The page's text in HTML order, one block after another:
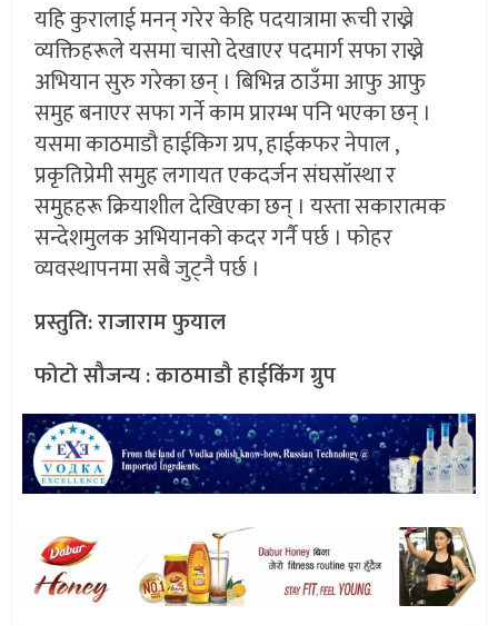
यहि कुरालाई मनन् गरेर केहि पदयात्रामा रूची राख्ने
व्यक्तिहरूले यसमा चासो देखाएर पदमार्ग सफा राख्ने
अभियान सुरु गरेका छन् । बिभिन्न ठाउँमा आफु आफु
समुह बनाएर सफा गर्ने काम प्रारम्भ पनि भएका छन् ।
यसमा काठमाडौ हाईकिग ग्रप, हाईकफर नेपाल ,
प्रकृतिप्रेमी समुह लगायत एकदर्जन संघसॉस्था र
समुहहरू क्रियाशील देखिएका छन् । यस्ता सकारात्मक
सन्देशमुलक अभियानको कदर गर्नै पर्छ । फोहर
व्यवस्थापनमा सबै जुट्नै पर्छ ।
प्रस्तुति: राजाराम फुयाल
फोटो सौजन्य : काठमाडौ हाईकिंग ग्रुप